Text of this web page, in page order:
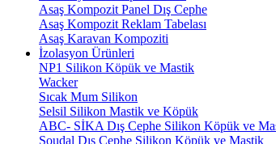
Asaş Kompozit Panel Dış Cephe
Asaş Kompozit Reklam Tabelası
Asaş Karavan Kompoziti
İzolasyon Ürünleri
NP1 Silikon Köpük ve Mastik
Wacker
Sıcak Mum Silikon
Selsil Silikon Mastik ve Köpük
ABC- SİKA Dış Cephe Silikon Köpük ve
Soudal Dış Cephe Silikon Köpük ve Mastik